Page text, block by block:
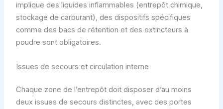
implique des liquides inflammables (entrepôt chimique,
stockage de carburant), des dispositifs spécifiques
comme des bacs de rétention et des extincteurs à
poudre sont obligatoires.
Issues de secours et circulation interne
Chaque zone de l’entrepôt doit disposer d’au moins
deux issues de secours distinctes, avec des portes